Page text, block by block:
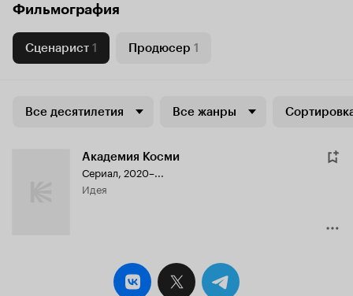
Фильмография
Сценарист 1 Продюсер 1
Все десятилетия Все жанры
Академия Косми
Сериал, 2020–...
идея